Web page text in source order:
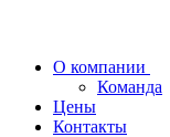
О компании
Команда
Цены
Контакты